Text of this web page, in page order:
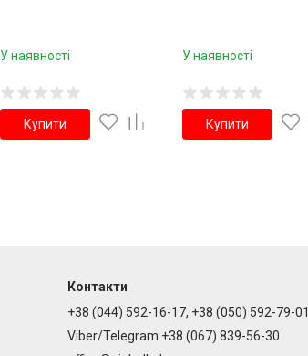
У наявності
Купити
У наявності
Купити
Контакти
+38 (044) 592-16-17, +38 (050) 592-79-01
Viber/Telegram +38 (067) 839-56-30